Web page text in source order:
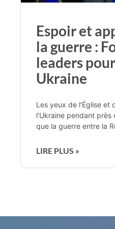
Espoir et
la guerre :
leaders
Ukraine
Les yeux de l’Église et
l’Ukraine pendant
que la guerre entre la
LIRE PLUS »